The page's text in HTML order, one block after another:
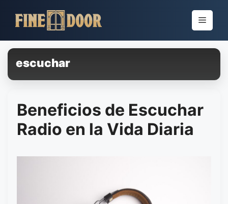
para
conteúdo
Menu
escuchar
Beneficios de Escuchar
Radio en la Vida Diaria